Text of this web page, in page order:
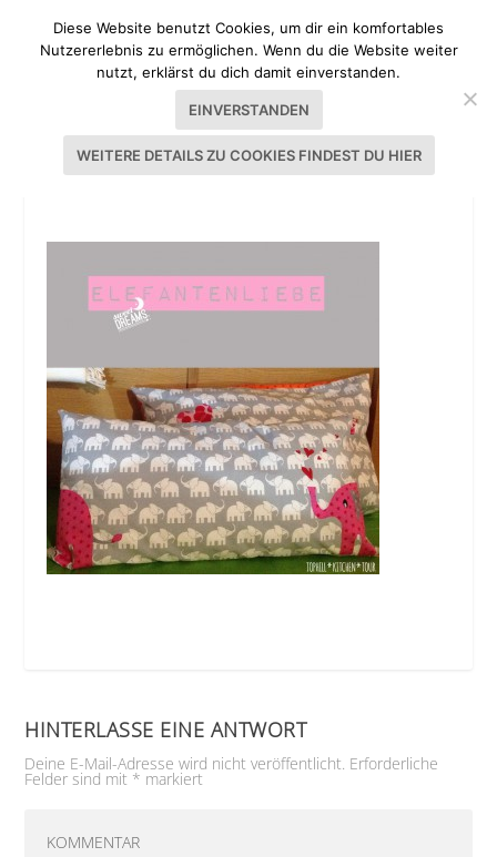
ELEFANTENLIEBE
HINTERLASSE EINE ANTWORT
Deine E-Mail-Adresse wird nicht veröffentlicht. Erforderliche
Felder sind mit * markiert
Diese Website benutzt Cookies, um dir ein komfortables
Nutzererlebnis zu ermöglichen. Wenn du die Website weiter
nutzt, erklärst du dich damit einverstanden.
EINVERSTANDEN
WEITERE DETAILS ZU COOKIES FINDEST DU HIER